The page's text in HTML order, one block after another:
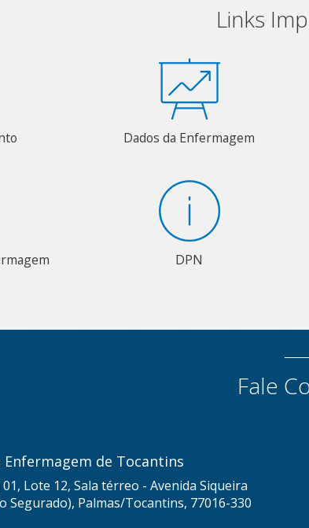
Links
Dados da Enfermagem
DPN
Fale
Enfermagem de Tocantins
Lote 12, Sala térreo - Avenida Siqueira
Segurado), Palmas/Tocantins, 77016-330